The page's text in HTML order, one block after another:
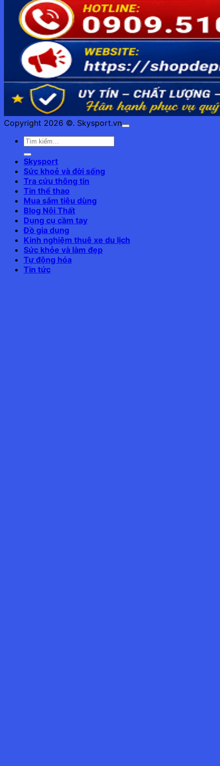
Copyright 2026 ©. Skysport.vn
Skysport
Sức khoẻ và đời sống
Tra cứu thông tin
Tin thể thao
Mua sắm tiêu dùng
Blog Nội Thất
Dụng cụ cầm tay
Đồ gia dụng
Kinh nghiệm thuê xe du lịch
Sức khỏe và làm đẹp
Tự động hóa
Tin tức